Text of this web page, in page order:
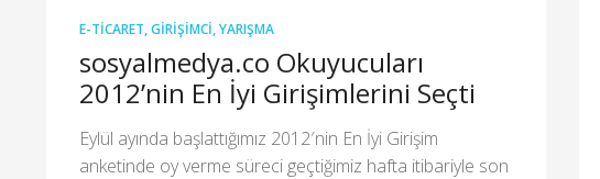
E-TICARET,GIRIŞIMCI,YARIŞMA
sosyalmedya.co Okuyucuları
2012’nin En İyi Girişimlerini Seçti
Eylül ayında başlattığımız 2012′nin En İyi Girişim
anketinde oy verme süreci geçtiğimiz hafta itibariyle son